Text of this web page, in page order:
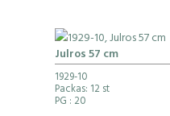
Julros 57 cm
1929-10
Packas: 12 st
PG : 20